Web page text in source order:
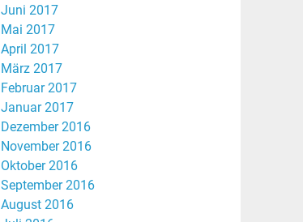
Juni 2017
Mai 2017
April 2017
März 2017
Februar 2017
Januar 2017
Dezember 2016
November 2016
Oktober 2016
September 2016
August 2016